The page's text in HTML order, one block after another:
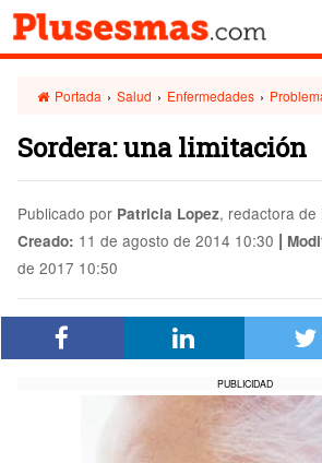
Portada › Salud › Enfermedades ›
Sordera: una limitación
Publicado por Patricia Lopez, redactora de
Creado: 11 de agosto de 2014 10:30 |
de 2017 10:50
PUBLICIDAD